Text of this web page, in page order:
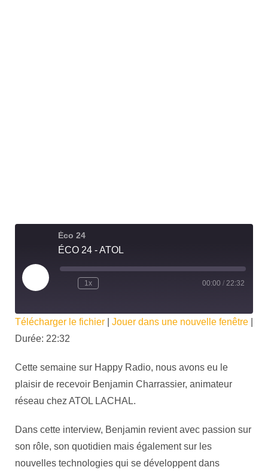
Éco 24
ÉCO 24 - ATOL
1x 00:00 / 22:32
Télécharger le fichier Jouer dans une nouvelle fenêtre
Durée: 22:32
Cette semaine sur Happy Radio, nous avons eu le
plaisir de recevoir Benjamin Charrassier, animateur
réseau chez ATOL LACHAL.
Dans cette interview, Benjamin revient avec passion sur
son rôle, son quotidien mais également sur les
nouvelles technologies qui se développent dans